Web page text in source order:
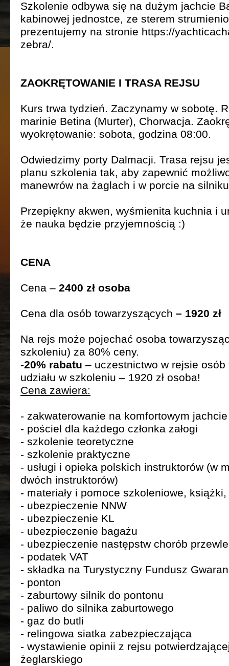
Szkolenie odbywa się na dużym jachcie
kabinowej jednostce, ze sterem
prezentujemy na stronie https://
zebra/.
ZAOKRĘTOWANIE I TRASA REJSU
Kurs trwa tydzień. Zaczynamy w sobotę.
marinie Betina (Murter), Chorwacja.
wyokrętowanie: sobota, godzina 08:00.
Odwiedzimy porty Dalmacji. Trasa rejsu
planu szkolenia tak, aby zapewnić
manewrów na żaglach i w porcie na
Przepiękny akwen, wyśmienita kuchnia i
że nauka będzie przyjemnością :)
CENA
Cena – 2400 zł osoba
Cena dla osób towarzyszących – 1920 zł
Na rejs może pojechać osoba
szkoleniu) za 80% ceny.
-20% rabatu – uczestnictwo w rejsie
udziału w szkoleniu – 1920 zł osoba!
Cena zawiera:
- zakwaterowanie na komfortowym jachcie
- pościel dla każdego członka załogi
- szkolenie teoretyczne
- szkolenie praktyczne
- usługi i opieka polskich instruktorów (w
dwóch instruktorów)
- materiały i pomoce szkoleniowe,
- ubezpieczenie NNW
- ubezpieczenie KL
- ubezpieczenie bagażu
- ubezpieczenie następstw chorób
- podatek VAT
- składka na Turystyczny Fundusz
- ponton
- zaburtowy silnik do pontonu
- paliwo do silnika zaburtowego
- gaz do butli
- relingowa siatka zabezpieczająca
- wystawienie opinii z rejsu
żeglarskiego